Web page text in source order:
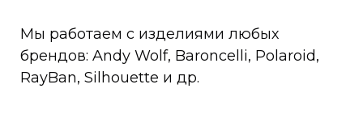
Мы работаем с изделиями любых
брендов: Andy Wolf, Baroncelli, Polaroid,
RayBan, Silhouette и др.